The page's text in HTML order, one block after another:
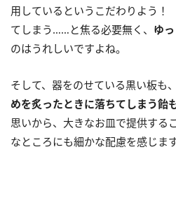
用しているというこだわりよう
てしまう……と焦る必要無く、 ゆ
のはうれしいですよね。
そして、器をのせている黒い板も
めを炙ったときに落ちてしまう飴
思いから、大きなお皿で提供する
なところにも細かな配慮を感じます